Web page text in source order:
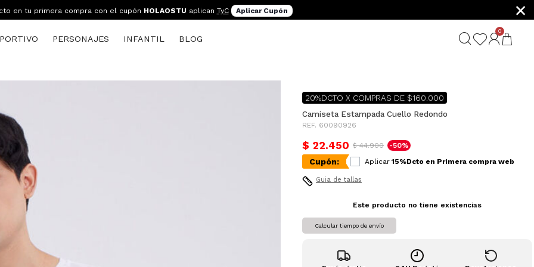
en tu primera compra con el cupón HOLAOSTU aplican TyC Aplicar Cupón ×
PERSONAJES INFANTIL BLOG
0
20%DCTO X COMPRAS DE $160.000
Camiseta Estampada Cuello Redondo
REF. 60090926
$ 22.450 $ 44.900 -50%
Cupón: Aplicar 15%Dcto en Primera compra web
Guia de tallas
Este producto no tiene existencias
Calcular tiempo de envío